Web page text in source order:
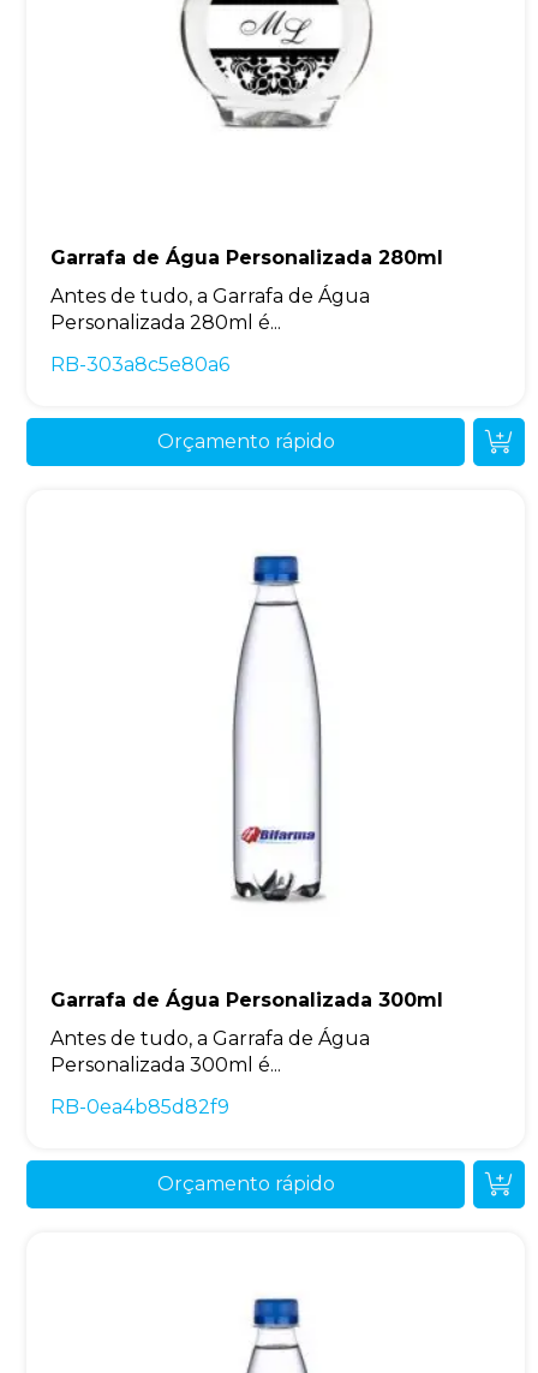
Garrafa de Água Personalizada 280ml
Antes de tudo, a Garrafa de Água
Personalizada 280ml é...
RB-303a8c5e80a6
Orçamento rápido
Garrafa de Água Personalizada 300ml
Antes de tudo, a Garrafa de Água
Personalizada 300ml é...
RB-0ea4b85d82f9
Orçamento rápido